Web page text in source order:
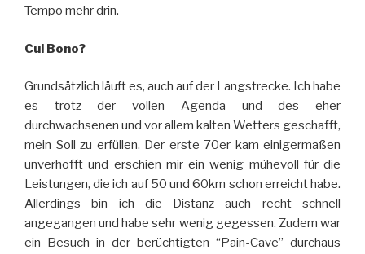
Tempo mehr drin.
Cui Bono?
Grundsätzlich läuft es, auch auf der Langstrecke. Ich habe
es trotz der vollen Agenda und des eher
durchwachsenen und vor allem kalten Wetters geschafft,
mein Soll zu erfüllen. Der erste 70er kam einigermaßen
unverhofft und erschien mir ein wenig mühevoll für die
Leistungen, die ich auf 50 und 60km schon erreicht habe.
Allerdings bin ich die Distanz auch recht schnell
angegangen und habe sehr wenig gegessen. Zudem war
ein Besuch in der berüchtigten “Pain-Cave” durchaus